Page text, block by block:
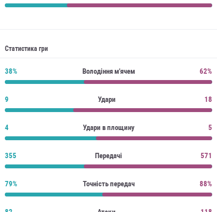
Статистика гри
38% Володіння м'ячем 62%
9 Удари 18
4 Удари в площину 5
355 Передачі 571
79% Точність передач 88%